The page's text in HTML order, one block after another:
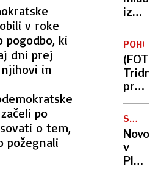
v roke
pogodbo, ki
dni prej
in
po
o tem,
požegnali
za
okoli
400
evrov
iz
ste
ga
videli?
POHOD
(FOTO)
Poti
ob
žici:
Kljub
dežju
otroci
SKOKI
Novost
v
Planici: